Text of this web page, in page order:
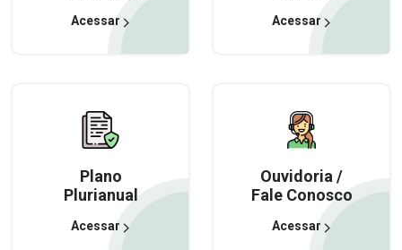
Acessar Acessar
Plano
Plurianual
Acessar
Ouvidoria /
Fale Conosco
Acessar